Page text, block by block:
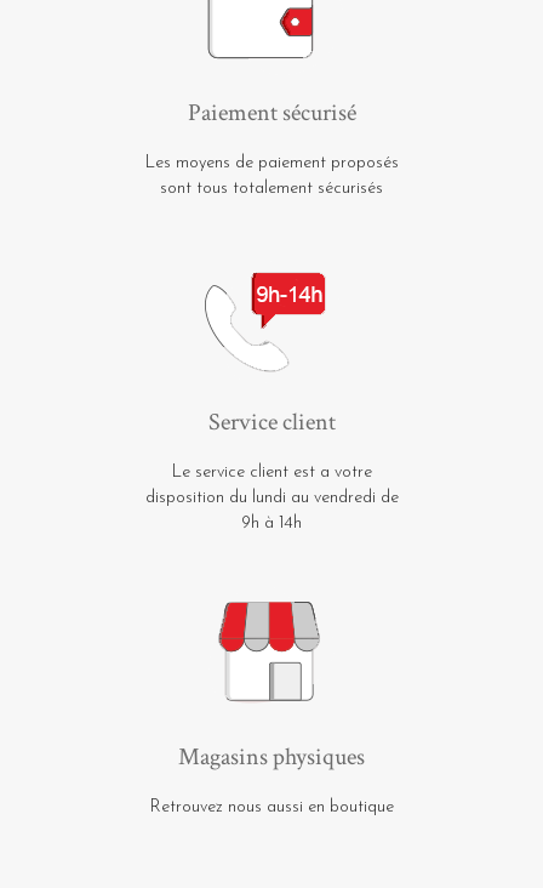
Paiement sécurisé
Les moyens de paiement proposés
sont tous totalement sécurisés
Service client
Le service client est a votre
disposition du lundi au vendredi de
9h à 14h
Magasins physiques
Retrouvez nous aussi en boutique